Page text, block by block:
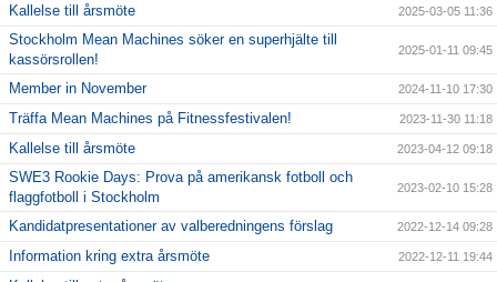
Kallelse till årsmöte 2025-03-05 11:36
Stockholm Mean Machines söker en superhjälte till
kassörsrollen!
2025-01-11 09:45
Member in November 2024-11-10 17:30
Träffa Mean Machines på Fitnessfestivalen! 2023-11-30 11:18
Kallelse till årsmöte 2023-04-12 09:18
SWE3 Rookie Days: Prova på amerikansk fotboll och
flaggfotboll i Stockholm
2023-02-10 15:28
Kandidatpresentationer av valberedningens förslag 2022-12-14 09:28
Information kring extra årsmöte 2022-12-11 19:44